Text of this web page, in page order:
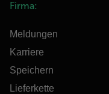
Firma:
Meldungen
Karriere
Speichern
Lieferkette